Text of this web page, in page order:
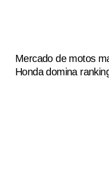
Mercado de motos
Honda domina